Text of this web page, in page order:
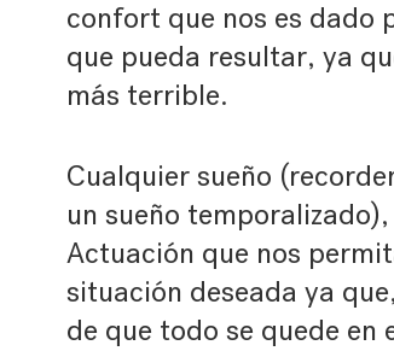
confort que nos es dado
que pueda resultar, ya
más terrible.
Cualquier sueño
un sueño
Actuación que nos
situación deseada ya
de que todo se quede